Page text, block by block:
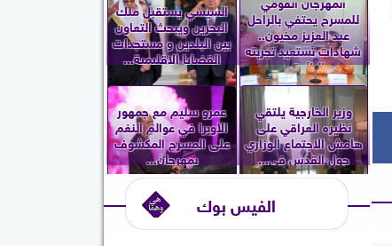
للمسرح يحتفي بالراحل
عبد العزيز مخيون..
شهادات تستعيد تجربته
الرائدة...
السيسي يستقبل ملك
البحرين ويبحث التعاون
بين البلدين و مستجدات
القضايا الإقليمية...
وزير الخارجية يلتقي
نظيره العراقي على
هامش الاجتماع الوزاري
حول القدس في...
عمرو سليم مع جمهور
الأوبرا في عوالم النغم
على المسرح المكشوف
بمهرجان...
الفيس بوك